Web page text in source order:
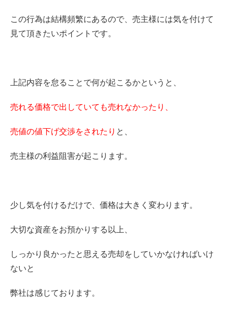
この行為は結構頻繁にあるので、売主様には気を付けて
見て頂きたいポイントです。
上記内容を怠ることで何が起こるかというと、
売れる価格で出していても売れなかったり、
売値の値下げ交渉をされたり と、
売主様の利益阻害が起こります。
少し気を付けるだけで、価格は大きく変わります。
大切な資産をお預かりする以上、
しっかり良かったと思える売却をしていかなければいけ
ないと
弊社は感じております。